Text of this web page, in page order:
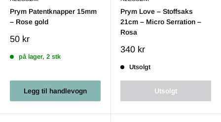
Prym Patentknapper 15mm
– Rose gold
Salgs
50 kr
på lager, 2 stk
Legg til handlevogn
Prym Love – Stoffsaks
21cm – Micro Serration –
Rosa
Salgs
340 kr
Utsolgt
Utsolgt